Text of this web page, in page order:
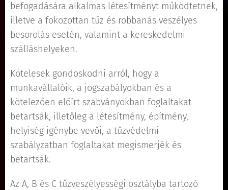
befogadására alkalmas létesítményt működtetnek,
illetve a fokozottan tűz és robbanás veszélyes
besorolás esetén, valamint a kereskedelmi
szálláshelyeken.
Kötelesek gondoskodni arról, hogy a
munkavállalóik, a jogszabályokban és a
kötelezően előírt szabványokban foglaltakat
betartsák, illetőleg a létesítmény, építmény,
helyiség igénybe vevői, a tűzvédelmi
szabályzatban foglaltakat megismerjék és
betartsák.
Az A, B és C tűzveszélyességi osztályba tartozó